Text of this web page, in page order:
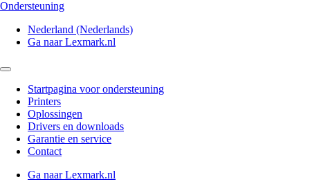
Ondersteuning
Nederland (Nederlands)
Ga naar Lexmark.nl
Startpagina voor ondersteuning
Printers
Oplossingen
Drivers en downloads
Garantie en service
Contact
Ga naar Lexmark.nl